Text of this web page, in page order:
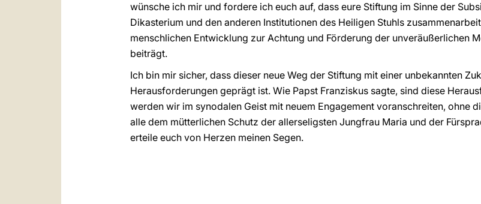
wünsche ich mir und fordere ich euch auf, dass eure Stiftung im Sinne der
Dikasterium und den anderen Institutionen des Heiligen Stuhls
menschlichen Entwicklung zur Achtung und Förderung der unveräußerlichen
beiträgt.
Ich bin mir sicher, dass dieser neue Weg der Stiftung mit einer unbekannten
Herausforderungen geprägt ist. Wie Papst Franziskus sagte, sind diese
werden wir im synodalen Geist mit neuem Engagement voranschreiten, ohne
alle dem mütterlichen Schutz der allerseligsten Jungfrau Maria und der
erteile euch von Herzen meinen Segen.